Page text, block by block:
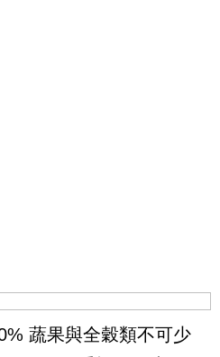
蔬果與全穀類不可少